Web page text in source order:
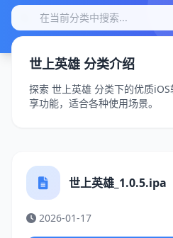
世上英雄 分类介绍
探索 世上英雄 分类下的优质
享功能，适合各种使用场景。
世上英雄_1.0.5.ipa
2026-01-17